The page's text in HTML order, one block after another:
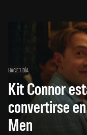
HACE 1 DÍA
Kit Connor
convertirse
Men